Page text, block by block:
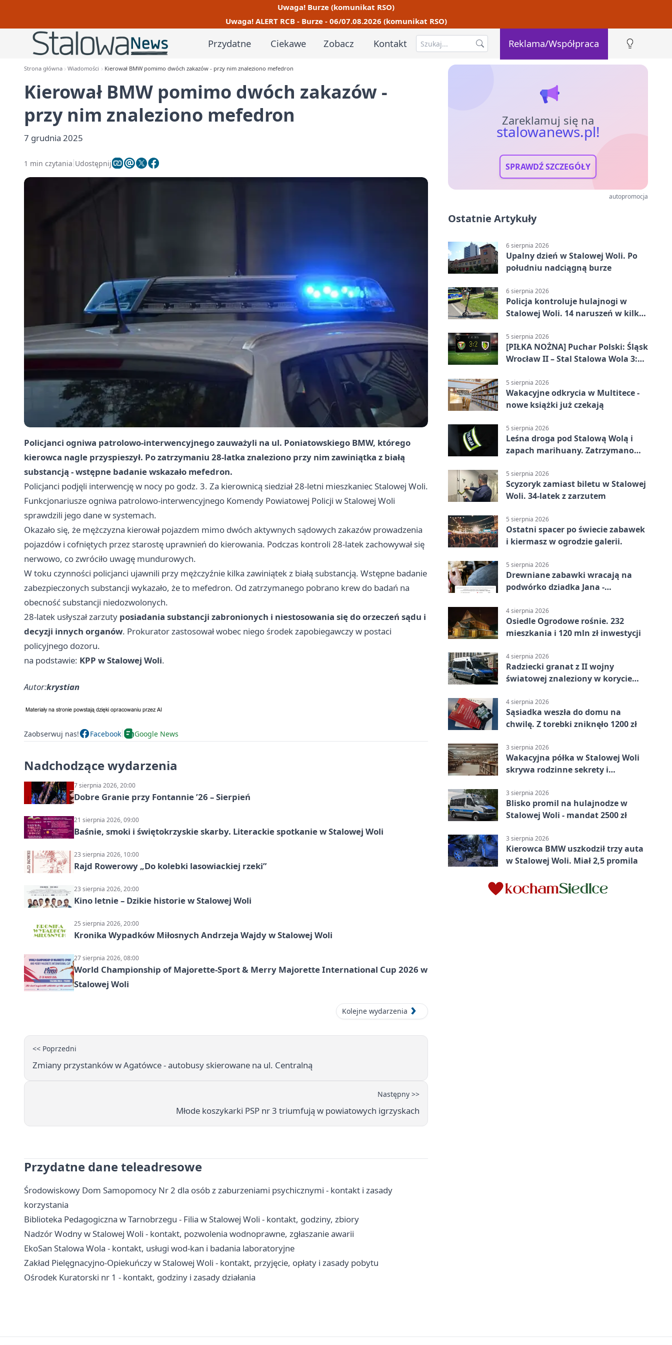
Uwaga! Burze (komunikat RSO)
Uwaga! ALERT RCB - Burze - 06/07.08.2026 (komunikat RSO)
Przydatne Ciekawe Zobacz Kontakt Reklama/Współpraca
Strona główna Wiadomości Kierował BMW pomimo dwóch zakazów - przy nim znaleziono mefedron
Kierował BMW pomimo dwóch zakazów -
przy nim znaleziono mefedron
7 grudnia 2025
1 min czytania Udostępnij
Policjanci ogniwa patrolowo-interwencyjnego zauważyli na ul. Poniatowskiego BMW, którego
kierowca nagle przyspieszył. Po zatrzymaniu 28-latka znaleziono przy nim zawiniątka z białą
substancją - wstępne badanie wskazało mefedron.
Policjanci podjęli interwencję w nocy po godz. 3. Za kierownicą siedział 28-letni mieszkaniec Stalowej Woli.
Funkcjonariusze ogniwa patrolowo-interwencyjnego Komendy Powiatowej Policji w Stalowej Woli
sprawdzili jego dane w systemach.
Okazało się, że mężczyzna kierował pojazdem mimo dwóch aktywnych sądowych zakazów prowadzenia
pojazdów i cofniętych przez starostę uprawnień do kierowania. Podczas kontroli 28-latek zachowywał się
nerwowo, co zwróciło uwagę mundurowych.
W toku czynności policjanci ujawnili przy mężczyźnie kilka zawiniątek z białą substancją. Wstępne badanie
zabezpieczonych substancji wykazało, że to mefedron. Od zatrzymanego pobrano krew do badań na
obecność substancji niedozwolonych.
28-latek usłyszał zarzuty posiadania substancji zabronionych i niestosowania się do orzeczeń sądu i
decyzji innych organów. Prokurator zastosował wobec niego środek zapobiegawczy w postaci
policyjnego dozoru.
na podstawie: KPP w Stalowej Woli.
Autor:krystian
Zaobserwuj nas! Facebook Google News
Nadchodzące wydarzenia
7 sierpnia 2026, 20:00
Dobre Granie przy Fontannie ’26 – Sierpień
21 sierpnia 2026, 09:00
Baśnie, smoki i świętokrzyskie skarby. Literackie spotkanie w Stalowej Woli
23 sierpnia 2026, 10:00
Rajd Rowerowy „Do kolebki lasowiackiej rzeki”
23 sierpnia 2026, 20:00
Kino letnie – Dzikie historie w Stalowej Woli
25 sierpnia 2026, 20:00
Kronika Wypadków Miłosnych Andrzeja Wajdy w Stalowej Woli
27 sierpnia 2026, 08:00
World Championship of Majorette-Sport & Merry Majorette International Cup 2026 w
Stalowej Woli
Kolejne wydarzenia
<< Poprzedni
Zmiany przystanków w Agatówce - autobusy skierowane na ul. Centralną
Następny >>
Młode koszykarki PSP nr 3 triumfują w powiatowych igrzyskach
Przydatne dane teleadresowe
Środowiskowy Dom Samopomocy Nr 2 dla osób z zaburzeniami psychicznymi - kontakt i zasady
korzystania
Biblioteka Pedagogiczna w Tarnobrzegu - Filia w Stalowej Woli - kontakt, godziny, zbiory
Nadzór Wodny w Stalowej Woli - kontakt, pozwolenia wodnoprawne, zgłaszanie awarii
EkoSan Stalowa Wola - kontakt, usługi wod-kan i badania laboratoryjne
Zakład Pielęgnacyjno-Opiekuńczy w Stalowej Woli - kontakt, przyjęcie, opłaty i zasady pobytu
Ośrodek Kuratorski nr 1 - kontakt, godziny i zasady działania
Zareklamuj się na
stalowanews.pl!
SPRAWDŹ SZCZEGÓŁY
autopromocja
Ostatnie Artykuły
6 sierpnia 2026
Upalny dzień w Stalowej Woli. Po
południu nadciągną burze
6 sierpnia 2026
Policja kontroluje hulajnogi w
Stalowej Woli. 14 naruszeń w kilka
5 sierpnia 2026
[PIŁKA NOŻNA] Puchar Polski: Śląsk
Wrocław II – Stal Stalowa Wola 3:2
5 sierpnia 2026
Wakacyjne odkrycia w Multitece -
nowe książki już czekają
5 sierpnia 2026
Leśna droga pod Stalową Wolą i
zapach marihuany. Zatrzymano
5 sierpnia 2026
Scyzoryk zamiast biletu w Stalowej
Woli. 34-latek z zarzutem
5 sierpnia 2026
Ostatni spacer po świecie zabawek
i kiermasz w ogrodzie galerii.
5 sierpnia 2026
Drewniane zabawki wracają na
podwórko dziadka Jana -
4 sierpnia 2026
Osiedle Ogrodowe rośnie. 232
mieszkania i 120 mln zł inwestycji
4 sierpnia 2026
Radziecki granat z II wojny
światowej znaleziony w korycie
4 sierpnia 2026
Sąsiadka weszła do domu na
chwilę. Z torebki zniknęło 1200 zł
3 sierpnia 2026
Wakacyjna półka w Stalowej Woli
skrywa rodzinne sekrety i
3 sierpnia 2026
Blisko promil na hulajnodze w
Stalowej Woli - mandat 2500 zł
3 sierpnia 2026
Kierowca BMW uszkodził trzy auta
w Stalowej Woli. Miał 2,5 promila